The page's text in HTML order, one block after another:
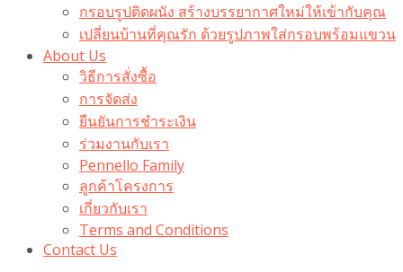
กรอบรูปติดผนัง สร้างบรรยากาศใหม่ให้เข้ากับคุณ
เปลี่ยนบ้านที่คุณรัก ด้วยรูปภาพใส่กรอบพร้อมแขวน​
About Us
วิธีการสั่งซื้อ
การจัดส่ง
ยืนยันการชำระเงิน
ร่วมงานกับเรา
Pennello Family
ลูกค้าโครงการ
เกี่ยวกับเรา
Terms and Conditions
Contact Us